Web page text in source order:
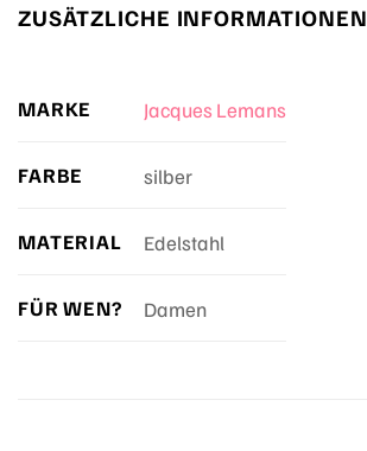
ZUSÄTZLICHE INFORMATIONEN
MARKE Jacques Lemans
FARBE silber
MATERIAL Edelstahl
FÜR WEN? Damen